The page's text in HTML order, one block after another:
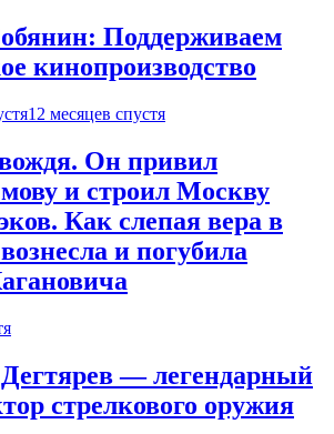
Поддерживаем
кинопроизводство
12 месяцев спустя
Он привил
и строил Москву
Как слепая вера в
и погубила
— легендарный
стрелкового оружия